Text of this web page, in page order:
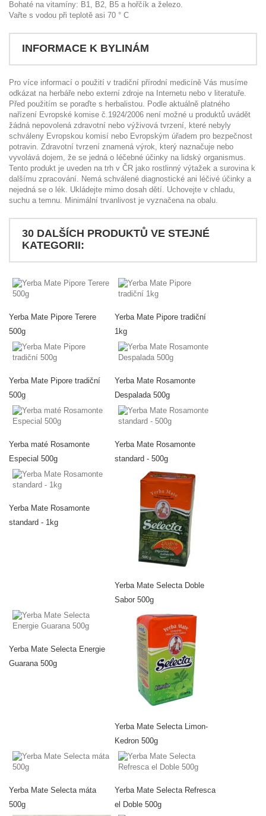
Bohaté na vitamíny: B1, B2, B5 a hořčík a železo.
Vařte s vodou při teplotě asi 70 ° C
INFORMACE K BYLINÁM
Pro více informací o použití v tradiční přírodní medicíně Vás musíme
odkázat na herbáře nebo externí zdroje na Internetu nebo v literatuře.
Před použitím se poraďte s herbalistou. Podle aktuálně platného
nařízení Evropské komise č.1924/2006 není možné u produktů uvádět
žádná nepovolená zdravotní nebo výživová tvrzení, které nebyly
schváleny Evropskou komisí nebo Evropským úřadem pro bezpečnost
potravin. Zdravotní tvrzení znamená výrok, který naznačuje nebo
vyvolává dojem, že se jedná o léčebné účinky na lidský organismus.
Tento produkt je uveden na trh v ČR jako rostlinný výtažek a surovina k
dalšímu zpracování. Nemá schválené diagnostické ani léčivé účinky a
nejedná se o lék. Ukládejte mimo dosah dětí. Uchovejte v chladu,
suchu a temnu. Minimální trvanlivost je vyznačena na obalu.
30 DALŠÍCH PRODUKTŮ VE STEJNÉ
KATEGORII:
Yerba Mate Pipore Terere
500g
Yerba Mate Pipore tradiční
1kg
Yerba Mate Pipore tradiční
500g
Yerba Mate Rosamonte
Despalada 500g
Yerba maté Rosamonte
Especial 500g
Yerba Mate Rosamonte
standard - 500g
Yerba Mate Rosamonte
standard - 1kg
Yerba Mate Selecta Doble
Sabor 500g
Yerba Mate Selecta Energie
Guarana 500g
Yerba Mate Selecta Limon-
Kedron 500g
Yerba Mate Selecta máta
500g
Yerba Mate Selecta Refresca
el Doble 500g